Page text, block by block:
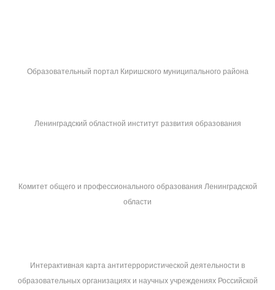
Образовательный портал Киришского муниципального района
Ленинградский областной институт развития образования
Комитет общего и профессионального образования Ленинградской
области
Интерактивная карта антитеррористической деятельности в
образовательных организациях и научных учреждениях Российской